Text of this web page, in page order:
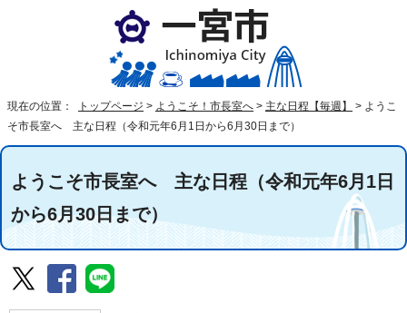
現在の位置： トップページ > ようこそ！市長室へ > 主な日程【毎週】 > ようこ
そ市長室へ 主な日程（令和元年6月1日から6月30日まで）
ようこそ市長室へ 主な日程（令和元年6月1日
から6月30日まで）